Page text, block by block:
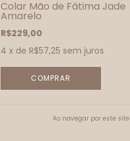
Ao navegar por este site
Colar Mão de Fátima Jade
Amarelo
R$229,00
4 x de R$57,25 sem juros